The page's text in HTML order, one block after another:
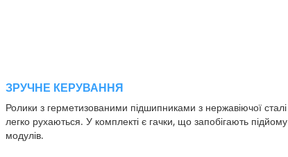
ЗРУЧНЕ КЕРУВАННЯ
Ролики з герметизованими підшипниками з нержавіючої сталі
легко рухаються. У комплекті є гачки, що запобігають підйому
модулів.